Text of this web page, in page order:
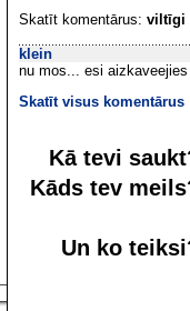
Skatīt komentārus: viltīgi
klein
nu mos... esi
Skatīt visus komentārus
Kā tevi
Kāds tev
Un ko